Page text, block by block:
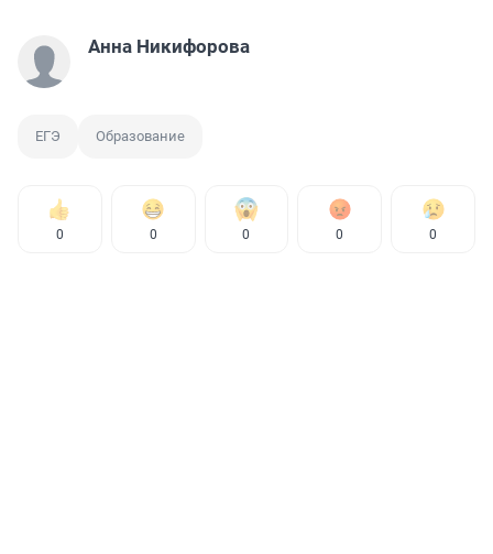
Анна Никифорова
ЕГЭ Образование
0 0 0 0 0